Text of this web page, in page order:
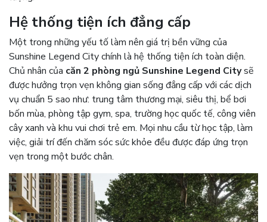
Hệ thống tiện ích đẳng cấp
Một trong những yếu tố làm nên giá trị bền vững của
Sunshine Legend City chính là hệ thống tiện ích toàn diện.
Chủ nhân của căn 2 phòng ngủ Sunshine Legend Citysẽ
được hưởng trọn vẹn không gian sống đẳng cấp với các dịch
vụ chuẩn 5 sao như: trung tâm thương mại, siêu thị, bể bơi
bốn mùa, phòng tập gym, spa, trường học quốc tế, công viên
cây xanh và khu vui chơi trẻ em. Mọi nhu cầu từ học tập, làm
việc, giải trí đến chăm sóc sức khỏe đều được đáp ứng trọn
vẹn trong một bước chân.